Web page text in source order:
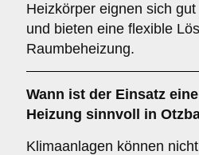
Heizkörper eignen sich
und bieten eine flexible
Raumbeheizung.
Wann ist der Einsatz
Heizung sinnvoll in
Klimaanlagen können